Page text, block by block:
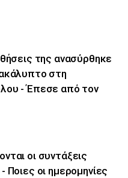
της ανασύρθηκε
στη
- Έπεσε από τον
οι συντάξεις
Ποιες οι ημερομηνίες